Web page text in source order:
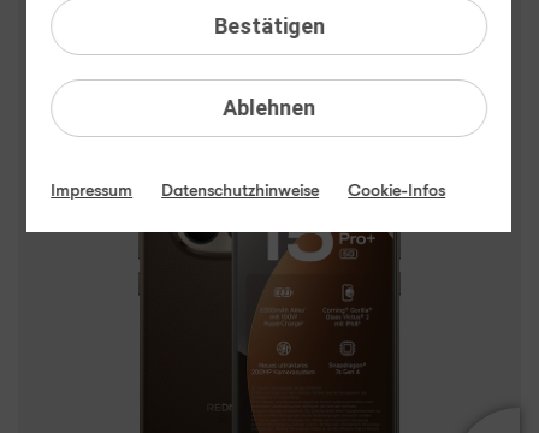
Xiaomi REDMI Note 15 Pro+ 5G
Highlights
Ablehnen
Bestätigen
Impressum Datenschutzhinweise Cookie-Infos